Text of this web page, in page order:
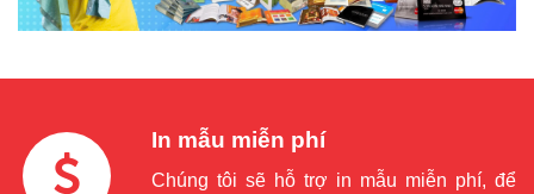
In mẫu miễn phí
Chúng tôi sẽ hỗ trợ in mẫu miễn phí, để